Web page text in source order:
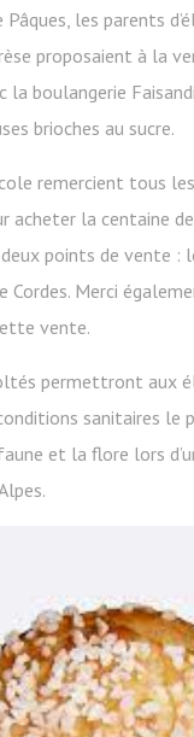
Pâques, les parents
proposaient à la
la boulangerie
brioches au sucre.
remercient tous
acheter la centaine
points de vente :
Cordes. Merci
vente.
permettront aux
sanitaires
et la flore lors